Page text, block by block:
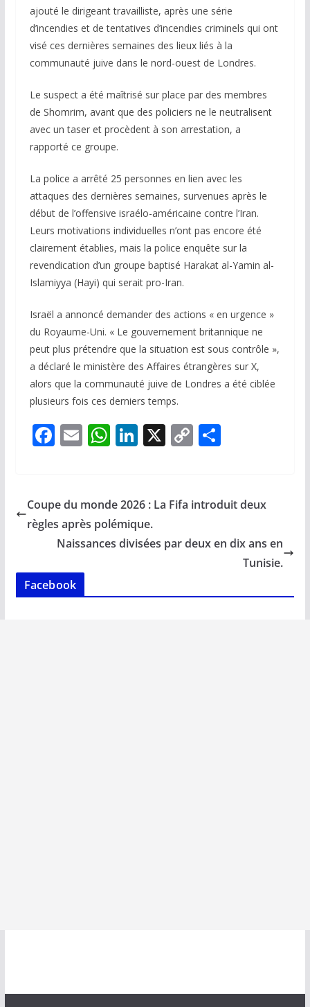
ajouté le dirigeant travailliste, après une série
d’incendies et de tentatives d’incendies criminels qui ont
visé ces dernières semaines des lieux liés à la
communauté juive dans le nord-ouest de Londres.
Le suspect a été maîtrisé sur place par des membres
de Shomrim, avant que des policiers ne le neutralisent
avec un taser et procèdent à son arrestation, a
rapporté ce groupe.
La police a arrêté 25 personnes en lien avec les
attaques des dernières semaines, survenues après le
début de l’offensive israélo-américaine contre l’Iran.
Leurs motivations individuelles n’ont pas encore été
clairement établies, mais la police enquête sur la
revendication d’un groupe baptisé Harakat al-Yamin al-
Islamiyya (Hayi) qui serait pro-Iran.
Israël a annoncé demander des actions « en urgence »
du Royaume-Uni. « Le gouvernement britannique ne
peut plus prétendre que la situation est sous contrôle »,
a déclaré le ministère des Affaires étrangères sur X,
alors que la communauté juive de Londres a été ciblée
plusieurs fois ces derniers temps.
F
b
o
o
k
E
l
W
s
A
p
Li
e
dI
n
X C
y
n
P
g
Coupe du monde 2026 : La Fifa introduit deux
règles après polémique.
Naissances divisées par deux en dix ans en
Tunisie.
Facebook